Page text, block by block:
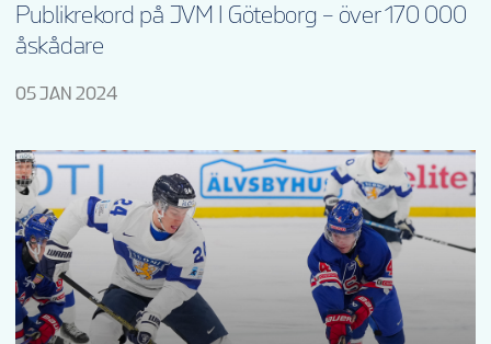
Publikrekord på JVM I Göteborg – över 170 000
åskådare
05 JAN 2024